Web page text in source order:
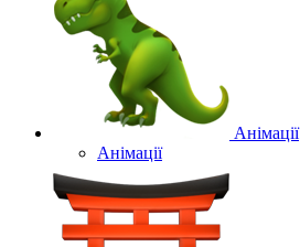
Анімації
Анімації